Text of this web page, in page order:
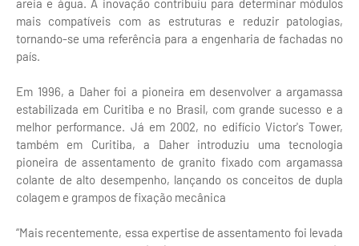
areia e água. A inovação contribuiu para determinar módulos
mais compatíveis com as estruturas e reduzir patologias,
tornando-se uma referência para a engenharia de fachadas no
país.
Em 1996, a Daher foi a pioneira em desenvolver a argamassa
estabilizada em Curitiba e no Brasil, com grande sucesso e a
melhor performance. Já em 2002, no edifício Victor's Tower,
também em Curitiba, a Daher introduziu uma tecnologia
pioneira de assentamento de granito fixado com argamassa
colante de alto desempenho, lançando os conceitos de dupla
colagem e grampos de fixação mecânica
“Mais recentemente, essa expertise de assentamento foi levada